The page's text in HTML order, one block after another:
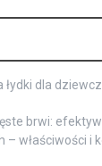
dla
brwi:
właściwości i